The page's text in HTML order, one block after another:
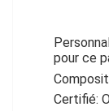
pour ce
Certifié: